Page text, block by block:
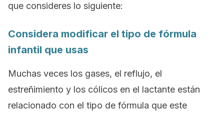
que consideres lo siguiente:
Considera modificar el tipo de fórmula
infantil que usas
Muchas veces los gases, el reflujo, el
estreñimiento y los cólicos en el lactante están
relacionado con el tipo de fórmula que este